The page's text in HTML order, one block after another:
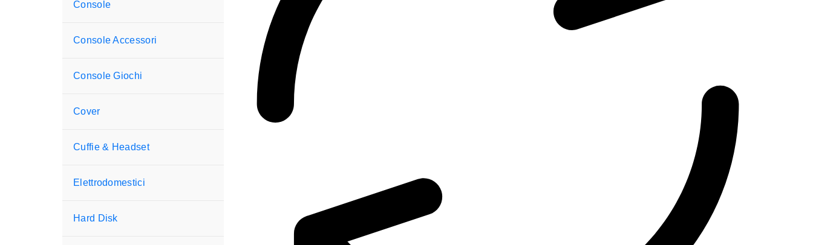
Console
Console Accessori
Console Giochi
Cover
Cuffie & Headset
Elettrodomestici
Hard Disk